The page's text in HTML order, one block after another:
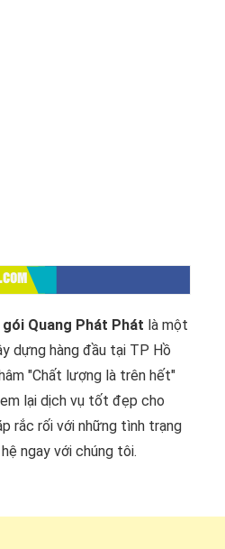
Quang Phát Phát là một
dựng hàng đầu tại TP Hồ
"Chất lượng là trên hết"
lại dịch vụ tốt đẹp cho
rắc rối với những tình trạng
ngay với chúng tôi.